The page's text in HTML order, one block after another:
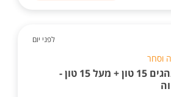
לפני יום
וסחר
דרושים נהגים 15 טון + מעל 15 טון -